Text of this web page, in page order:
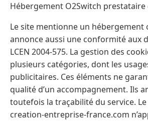
Hébergement O2Switch prestataire
Le site mentionne un hébergement
annonce aussi une conformité aux
LCEN 2004-575. La gestion des
plusieurs catégories, dont les
publicitaires. Ces éléments ne
qualité d’un accompagnement. Ils
toutefois la traçabilité du service.
creation-entreprise-france.com